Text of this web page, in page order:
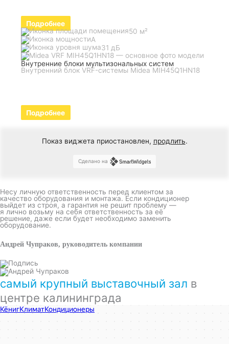
Подробнее
50 м²
A
31 дБ
Внутренние блоки мультизональных систем
Внутренний блок VRF-системы Midea MIH45Q1HN18
Подробнее
Показ виджета приостановлен, продлить.
Сделано на
Несу личную ответственность перед клиентом за
качество оборудования и монтажа. Если кондиционер
выйдет из строя, а гарантия не решит проблему —
я лично возьму на себя ответственность за её
решение, даже если будет необходимо заменить
оборудование.
Андрей Чупраков, руководитель компании
самый крупный выставочный зал в
центре калининграда
КёнигКлимат
Кондиционеры в Калининграде